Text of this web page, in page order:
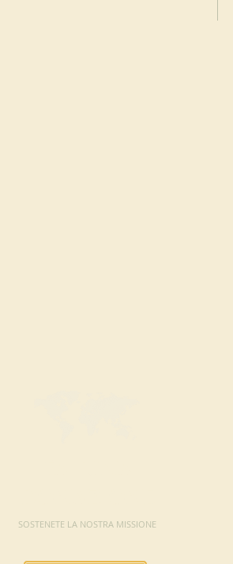
SOSTENETE LA NOSTRA MISSIONE